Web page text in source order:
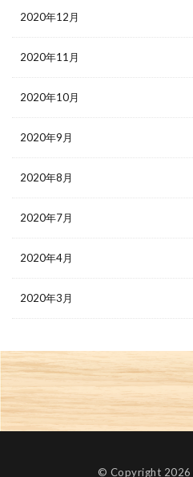
2020年12月
2020年11月
2020年10月
2020年9月
2020年8月
2020年7月
2020年4月
2020年3月
© Copyright 2026